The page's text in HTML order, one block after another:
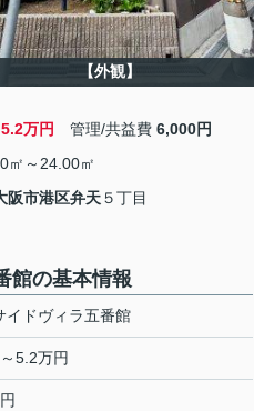
【外観】
万円 管理/共益費 6,000円
㎡～24.00㎡
阪市港区弁天５丁目
館の基本情報
イドヴィラ五番館
5.2万円